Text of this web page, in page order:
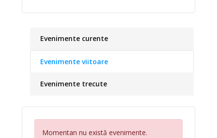
Evenimente curente
Evenimente viitoare
Evenimente trecute
Momentan nu există evenimente.